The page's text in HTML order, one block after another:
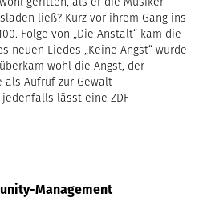
ließ? Kurz vor ihrem Gang ins
Folge von „Die Anstalt“ kam die
neuen Liedes „Keine Angst“ wurde
wohl die Angst, der
Aufruf zur Gewalt
lässt eine ZDF-
Management